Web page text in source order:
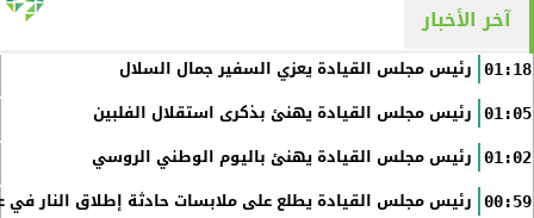
آخر الأخبار
01:18 رئيس مجلس القيادة يعزي السفير جمال السلال
01:05 رئيس مجلس القيادة يهنئ بذكرى استقلال الفلبين
01:02 رئيس مجلس القيادة يهنئ باليوم الوطني الروسي
00:59 رئيس مجلس القيادة يطلع على ملابسات حادثة إطلاق النار في